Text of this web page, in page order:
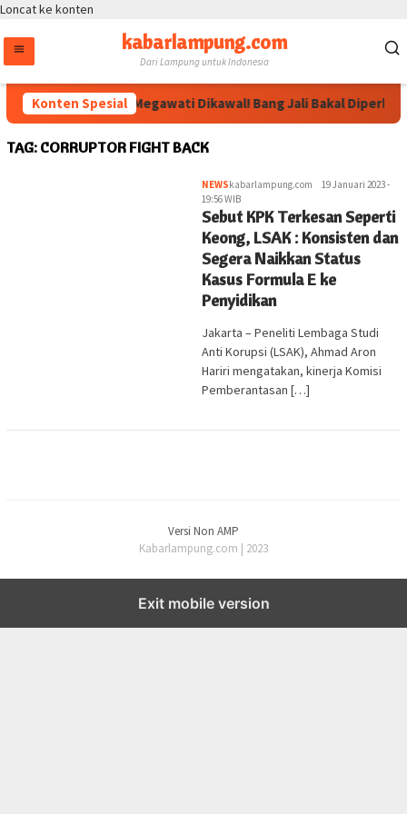
Loncat ke konten
kabarlampung.com
Dari Lampung untuk Indonesia
Konten SpesialArahan Megawati Dikawal! Bang Jali Bakal
TAG: CORRUPTOR FIGHT BACK
NEWSkabarlampung.com
19 Januari 2023 -
19:56 WIB
Sebut KPK Terkesan Seperti
Keong, LSAK : Konsisten dan
Segera Naikkan Status
Kasus Formula E ke
Penyidikan
Jakarta – Peneliti Lembaga Studi
Anti Korupsi (LSAK), Ahmad Aron
Hariri mengatakan, kinerja Komisi
Pemberantasan […]
Versi Non AMP
Kabarlampung.com | 2023
Exit mobile version